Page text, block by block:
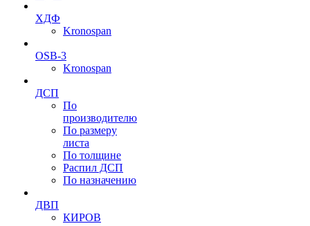
ХДФ
Kronospan
OSB-3
Kronospan
ДСП
По
производителю
По размеру
листа
По толщине
Распил ДСП
По назначению
ДВП
КИРОВ